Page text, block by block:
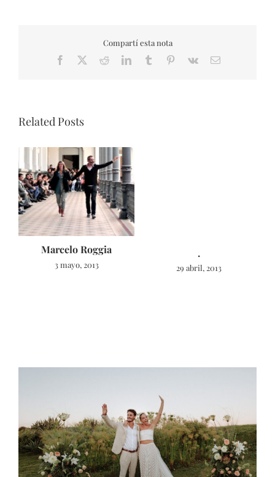
Compartí esta nota
Facebook RedditLinkedInTumblr Pinterest
Vk Email
Related Posts
Marcelo Roggia
3 mayo, 2013
.
29 abril, 2013